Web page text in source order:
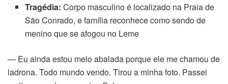
Tragédia: Corpo masculino é localizado na Praia de
São Conrado, e família reconhece como sendo de
menino que se afogou no Leme
— Eu ainda estou meio abalada porque ele me chamou de
ladrona. Todo mundo vendo. Tirou a minha foto. Passei